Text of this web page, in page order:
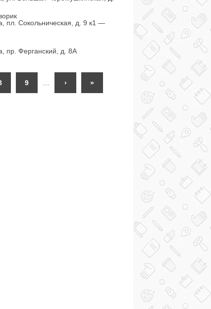
пл. Сокольническая, д. 9 к1 —
пр. Ферганский, д. 8А
9 › »